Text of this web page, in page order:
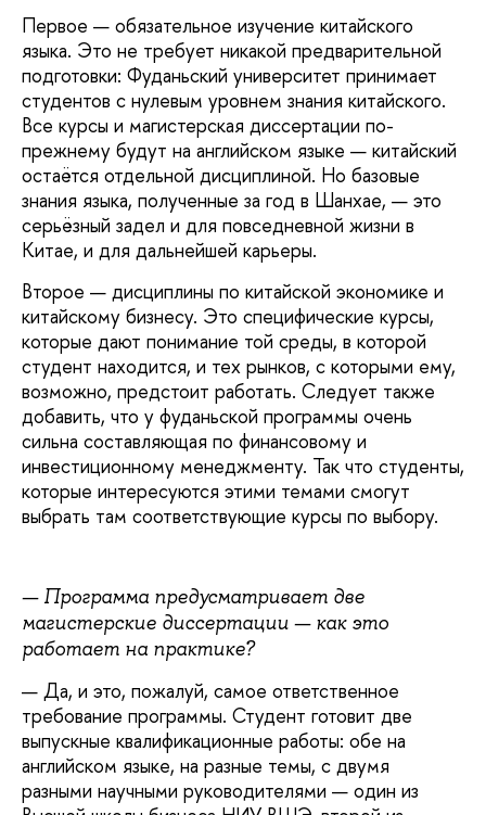
Первое — обязательное изучение китайского
языка. Это не требует никакой предварительной
подготовки: Фуданьский университет принимает
студентов с нулевым уровнем знания китайского.
Все курсы и магистерская диссертации по-
прежнему будут на английском языке — китайский
остаётся отдельной дисциплиной. Но базовые
знания языка, полученные за год в Шанхае, — это
серьёзный задел и для повседневной жизни в
Китае, и для дальнейшей карьеры.
Второе — дисциплины по китайской экономике и
китайскому бизнесу. Это специфические курсы,
которые дают понимание той среды, в которой
студент находится, и тех рынков, с которыми ему,
возможно, предстоит работать. Следует также
добавить, что у фуданьской программы очень
сильна составляющая по финансовому и
инвестиционному менеджменту. Так что студенты,
которые интересуются этими темами смогут
выбрать там соответствующие курсы по выбору.
— Программа предусматривает две
магистерские диссертации — как это
работает на практике?
— Да, и это, пожалуй, самое ответственное
требование программы. Студент готовит две
выпускные квалификационные работы: обе на
английском языке, на разные темы, с двумя
разными научными руководителями — один из